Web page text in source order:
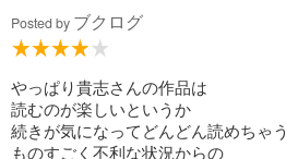
恋人の無実を信じて待つ千春。それ
件は意外な方向に二転三転していく
Posted by ブクログ
やっぱり貴志さんの作品は
読むのが楽しいというか
続きが気になってどんどん読めちゃう
ものすごく不利な状況からの